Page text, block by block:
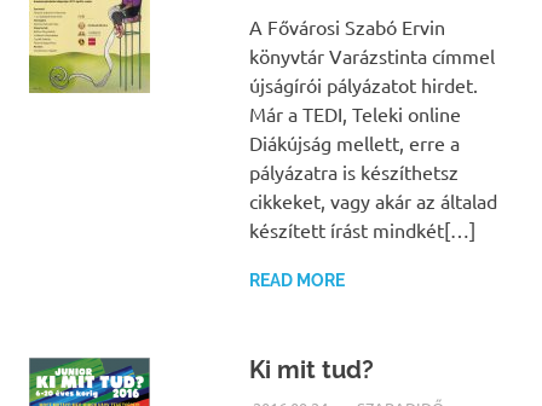
A Fővárosi Szabó Ervin
könyvtár Varázstinta címmel
újságírói pályázatot hirdet.
Már a TEDI, Teleki online
Diákújság mellett, erre a
pályázatra is készíthetsz
cikkeket, vagy akár az általad
készített írást mindkét[…]
READ MORE
Ki mit tud?